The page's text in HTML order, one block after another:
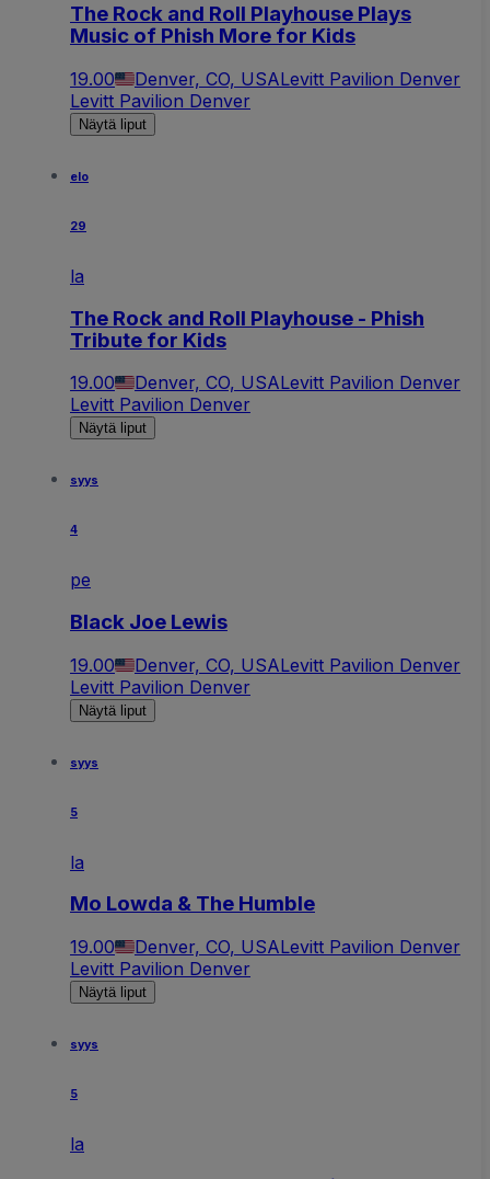
The Rock and Roll Playhouse Plays
Music of Phish More for Kids
19.00 Denver, CO, USALevitt Pavilion Denver
Levitt Pavilion Denver
Näytä liput
elo
29
la
The Rock and Roll Playhouse - Phish
Tribute for Kids
19.00 Denver, CO, USALevitt Pavilion Denver
Levitt Pavilion Denver
Näytä liput
syys
4
pe
Black Joe Lewis
19.00 Denver, CO, USALevitt Pavilion Denver
Levitt Pavilion Denver
Näytä liput
syys
5
la
Mo Lowda & The Humble
19.00 Denver, CO, USALevitt Pavilion Denver
Levitt Pavilion Denver
Näytä liput
syys
5
la